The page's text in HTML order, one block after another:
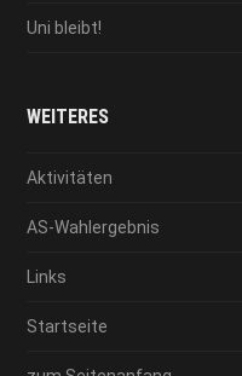
Uni bleibt!
WEITERES
Aktivitäten
AS-Wahlergebnis
Links
Startseite